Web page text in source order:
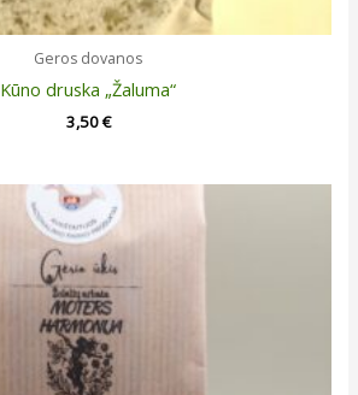
Geros dovanos
Kūno druska „Žaluma“
3,50€